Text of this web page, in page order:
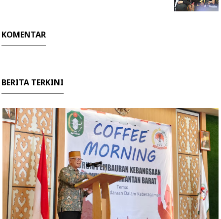
KOMENTAR
BERITA TERKINI